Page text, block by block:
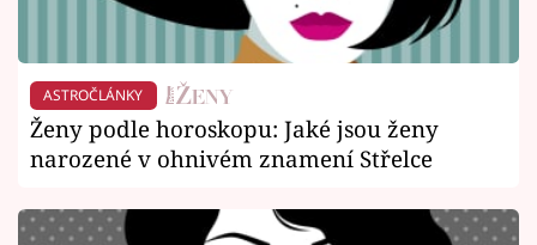
ASTROČLÁNKY
Ženy podle horoskopu: Jaké jsou ženy
narozené v ohnivém znamení Střelce